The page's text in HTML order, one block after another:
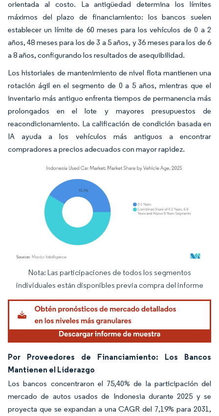
orientada al costo. La antigüedad determina los límites
máximos del plazo de financiamiento: los bancos suelen
establecer un límite de 60 meses para los vehículos de 0 a 2
años, 48 meses para los de 3 a 5 años, y 36 meses para los de 6
a 8 años, configurando los resultados de asequibilidad.
Los historiales de mantenimiento de nivel flota mantienen una
rotación ágil en el segmento de 0 a 5 años, mientras que el
inventario más antiguo enfrenta tiempos de permanencia más
prolongados en el lote y mayores presupuestos de
reacondicionamiento. La calificación de condición basada en
IA ayuda a los vehículos más antiguos a encontrar
compradores a precios adecuados con mayor rapidez.
Imagen © Mordor Intelligence. El uso requiere atribución según CC BY 4.0.
Nota: Las participaciones de todos los segmentos
individuales están disponibles previa compra del informe
Por Proveedores de Financiamiento: Los Bancos
Mantienen el Liderazgo
Los bancos concentraron el 75,40% de la participación del
mercado de autos usados de Indonesia durante 2025 y se
proyecta que se expandan a una CAGR del 7,19% para 2031,